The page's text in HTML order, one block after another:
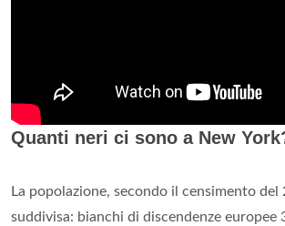
Quanti neri ci sono a New
La popolazione, secondo il censimento del
suddivisa: bianchi di discendenze europee